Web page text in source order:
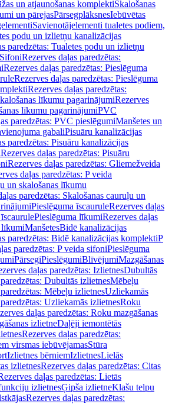
un atjaunošanas komplektiSkalošanas
un pārejasPārsegplāksnesIebūvētas
Savienotājelementi tualetes podiem,
podu un izlietņu kanalizācijas
paredzētas: Tualetes podu un izlietņu
SifoniRezerves daļas paredzētas:
Rezerves daļas paredzētas: Pieslēguma
Rezerves daļas paredzētas: Pieslēguma
Rezerves daļas paredzētas:
līkumu pagarinājumiRezerves
līkumu pagarinājumiPVC
paredzētas: PVC pieslēgumiManšetes un
gabaliPisuāru kanalizācijas
paredzētas: Pisuāru kanalizācijas
Rezerves daļas paredzētas: Pisuāru
Rezerves daļas paredzētas: Gliemežveida
daļas paredzētas: P veida
un skalošanas līkumu
paredzētas: Skalošanas cauruļu un
Pieslēguma īscauruleRezerves daļas
Pieslēguma līkumiRezerves daļas
līkumiManšetesBidē kanalizācijas
paredzētas: Bidē kanalizācijas komplektiP
paredzētas: P veida sifoniPieslēguma
PārsegiPieslēgumiBlīvējumiMazgāšanas
daļas paredzētas: IzlietnesDubultās
Dubultās izlietnesMēbeļu
Mēbeļu izlietnesUzliekamās
Uzliekamās izlietnesRoku
daļas paredzētas: Roku mazgāšanas
izlietneDaļēji iemontētās
Rezerves daļas paredzētas:
virsmas iebūvējamasStūra
Izlietnes bērniemIzlietnesLielās
izlietnesRezerves daļas paredzētas: Citas
daļas paredzētas: Lietās
izlietnesĢipša izlietneKlašu telpu
Rezerves daļas paredzētas: